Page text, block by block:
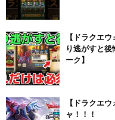
【ドラクエ
り逃がすと
ーク】
【ドラクエ
ャ！！！